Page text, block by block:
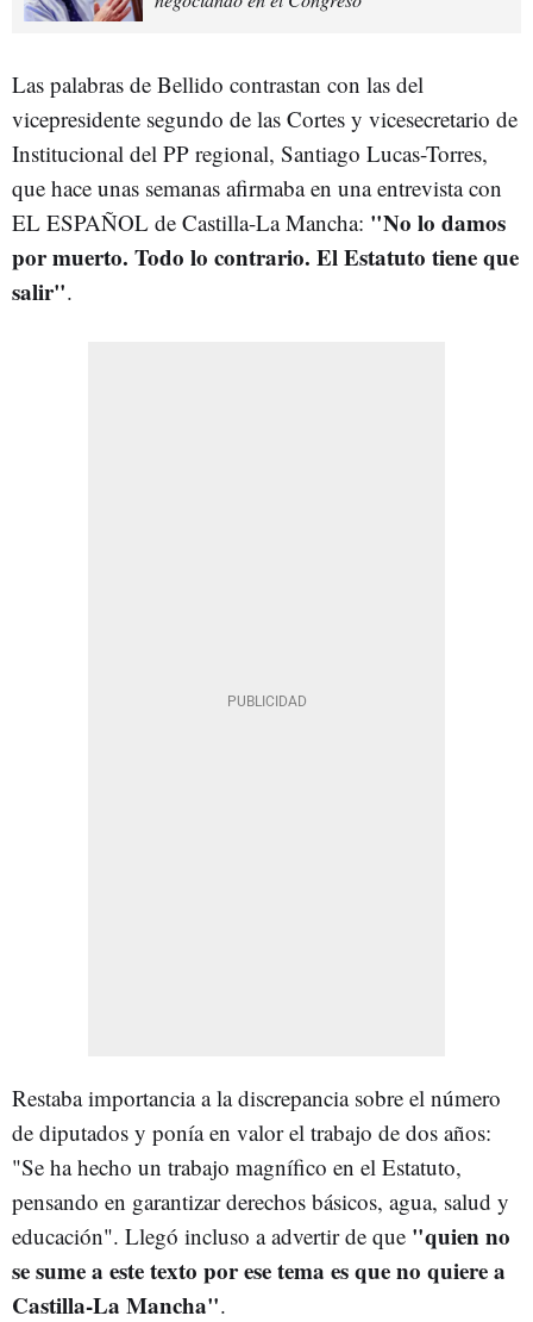
Las palabras de Bellido contrastan con las del
vicepresidente segundo de las Cortes y vicesecretario de
Institucional del PP regional, Santiago Lucas-Torres,
que hace unas semanas afirmaba en una entrevista con
EL ESPAÑOL de Castilla-La Mancha: "No lo damos
por muerto. Todo lo contrario. El Estatuto tiene que
salir".
Restaba importancia a la discrepancia sobre el número
de diputados y ponía en valor el trabajo de dos años:
"Se ha hecho un trabajo magnífico en el Estatuto,
pensando en garantizar derechos básicos, agua, salud y
educación". Llegó incluso a advertir de que "quien no
se sume a este texto por ese tema es que no quiere a
Castilla-La Mancha".